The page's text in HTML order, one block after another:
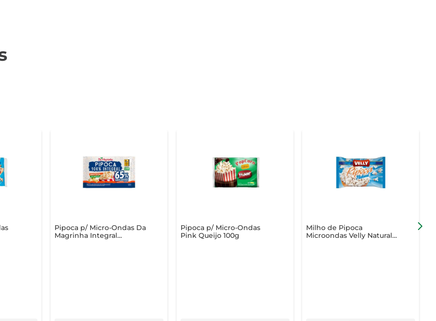
A pipoca é feita com milho selecionado, sem adição de conservantes, garantindo um lanche mais saudável. A
a garantia de um lanche prático, saboroso e de qualidade, ideal para qualquer momento do seu dia.
Pipoca p/ Micro-Ondas Da
Magrinha Integral
Pipoca p/ Micro-Ondas
Pink Queijo 100g
Milho de Pipoca
Microondas Velly Natural